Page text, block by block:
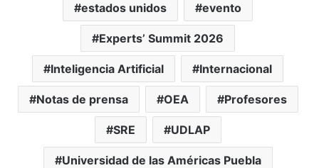
estados unidos evento
Experts’ Summit 2026
Inteligencia Artificial Internacional
Notas de prensa OEA Profesores
SRE UDLAP
Universidad de las Américas Puebla